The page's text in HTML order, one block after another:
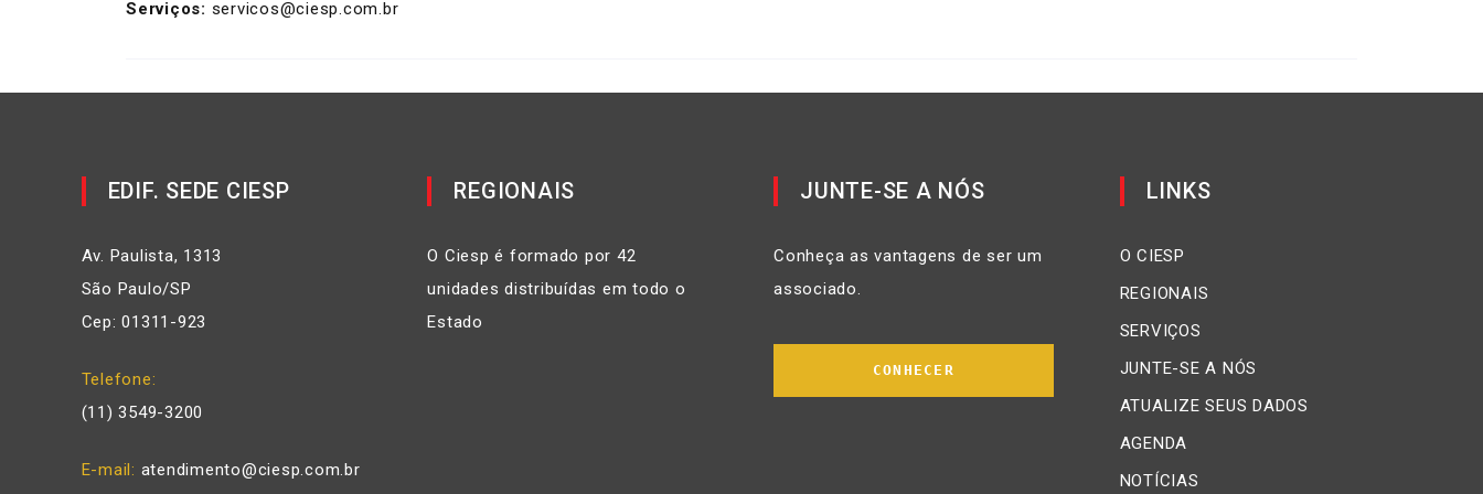
Serviços: servicos@ciesp.com.br
EDIF. SEDE CIESP
Av. Paulista, 1313
São Paulo/SP
Cep: 01311-923
Telefone
(11) 3549-3200
E-mail atendimento@ciesp.com.br
REGIONAIS
O Ciesp é formado por 42
unidades distribuídas em todo o
Estado
JUNTE-SE A NÓS
Conheça as vantagens de ser um
associado.
CONHECER
LINKS
O CIESP
REGIONAIS
SERVIÇOS
JUNTE-SE A NÓS
ATUALIZE SEUS DADOS
AGENDA
NOTÍCIAS